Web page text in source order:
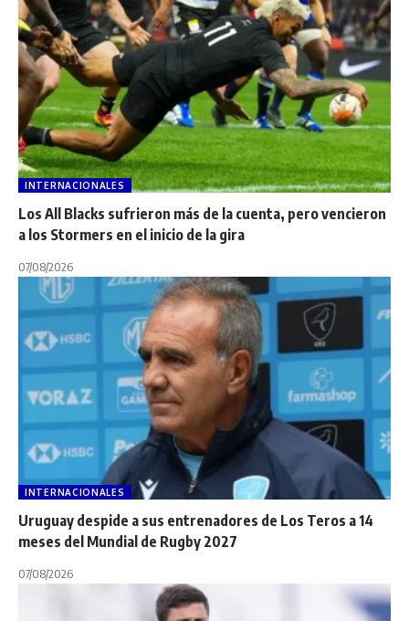
INTERNACIONALES
Los All Blacks sufrieron más de la cuenta, pero vencieron
a los Stormers en el inicio de la gira
07/08/2026
INTERNACIONALES
Uruguay despide a sus entrenadores de Los Teros a 14
meses del Mundial de Rugby 2027
07/08/2026